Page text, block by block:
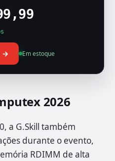
→ Em estoque
2026
a G.Skill também
durante o evento,
RDIMM de alta